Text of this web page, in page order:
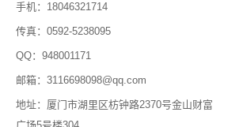
手机：18046321714
传真：0592-5238095
QQ：948001171
邮箱：3116698098@qq.com
地址：厦门市湖里区枋钟路2370号金山财富